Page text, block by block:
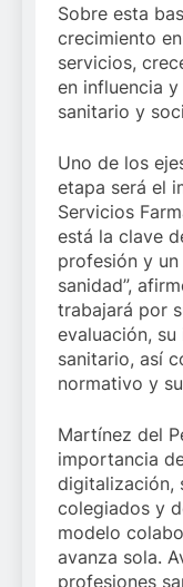
Sobre esta
crecimiento
servicios,
en influencia
sanitario y
Uno de los
etapa será el
Servicios
está la clave
profesión y
sanidad”,
trabajará por
evaluación,
sanitario, así
normativo y
Martínez del
importancia
digitalización,
colegiados y
modelo
avanza sola.
profesiones